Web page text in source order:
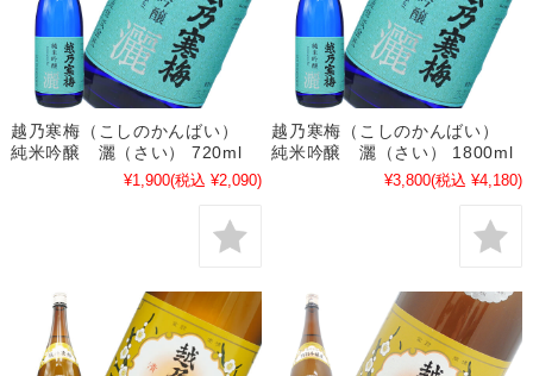
越乃寒梅（こしのかんばい）
純米吟醸 灑（さい） 720ml
¥1,900(税込 ¥2,090)
越乃寒梅（こしのかんばい）
純米吟醸 灑（さい） 1800ml
¥3,800(税込 ¥4,180)